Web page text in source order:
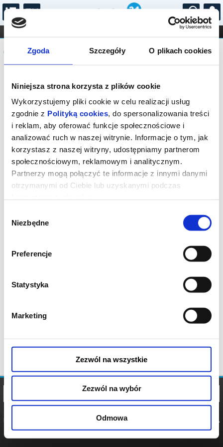
Zgoda Szczegóły O plikach cookies
Niniejsza strona korzysta z plików cookie
Wykorzystujemy pliki cookie w celu realizacji usług
zgodnie z Polityką cookies, do spersonalizowania treści
i reklam, aby oferować funkcje społecznościowe i
analizować ruch w naszej witrynie. Informacje o tym, jak
korzystasz z naszej witryny, udostępniamy partnerom
społecznościowym, reklamowym i analitycznym.
Partnerzy mogą połączyć te informacje z innymi danymi
otrzymanymi od Ciebie lub uzyskanymi podczas
zgody
Niezbędne
Preferencje
Statystyka
Marketing
Zezwól na wszystkie
Zezwól na wybór
Odmowa
...
FILHARMONIA OPERA I BALET
STAND-UP
DLA DZIECI
Komunikat
Sprzedaż biletów on-line na wydarzenie
została zakończona.
POLITYKA
POLITYKA